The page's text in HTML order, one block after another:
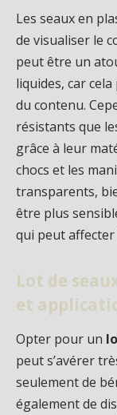
Les seaux en
de visualiser le
peut être un
liquides, car
du contenu.
résistants que
grâce à leur
chocs et les
transparents,
être plus
qui peut
Lot de
et
Opter pour un
peut s’avérer
seulement de
également de